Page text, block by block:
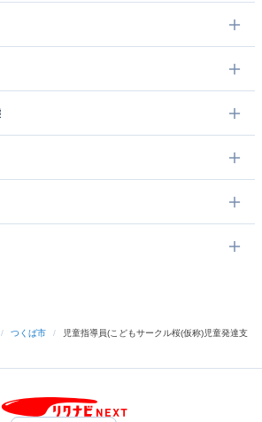
/ つくば市 /
児童指導員(こどもサークル桜(仮称)児童発達支